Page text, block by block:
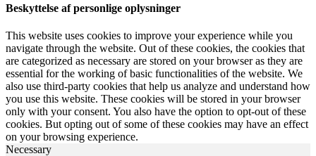
Beskyttelse af personlige oplysninger
This website uses cookies to improve your experience while you
navigate through the website. Out of these cookies, the cookies that
are categorized as necessary are stored on your browser as they are
essential for the working of basic functionalities of the website. We
also use third-party cookies that help us analyze and understand how
you use this website. These cookies will be stored in your browser
only with your consent. You also have the option to opt-out of these
cookies. But opting out of some of these cookies may have an effect
on your browsing experience.
Necessary